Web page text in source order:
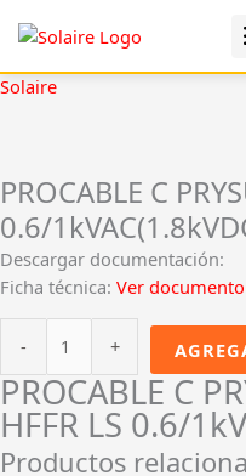
contenido
Solaire
PROCABLE C
0.6/
Descargar documentación:
Ficha técnica: Ver documento
-
PROCABLE
Cu
Sn
HFFR
LS
+
PROCABLE C
HFFR LS 0.6/
Productos